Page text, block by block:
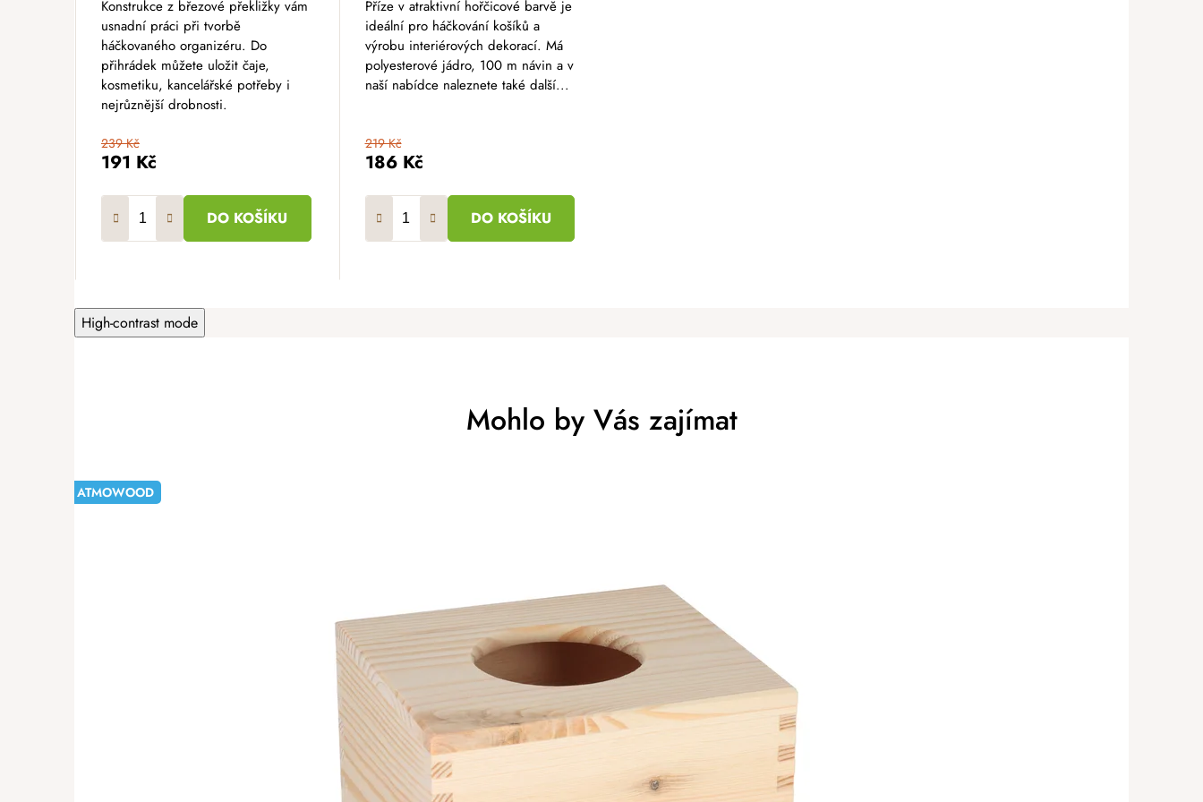
191 Kč
239 Kč
DO KOŠÍKU
Konstrukce z březové překližky vám
usnadní práci při tvorbě
háčkovaného organizéru. Do
přihrádek můžete uložit čaje,
kosmetiku, kancelářské potřeby i
nejrůznější drobnosti.
186 Kč
219 Kč
DO KOŠÍKU
Příze v atraktivní hořčicové barvě je
ideální pro háčkování košíků a
výrobu interiérových dekorací. Má
polyesterové jádro, 100 m návin a v
naší nabídce naleznete také další...
High-contrast mode
Mohlo by Vás zajímat
-20%
ATMOWOOD